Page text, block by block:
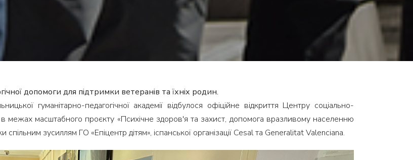
допомоги для підтримки ветеранів та їхніх родин.
гуманітарно-педагогічної академії відбулося офіційне відкриття Центру соціально-
в межах масштабного проєкту «Психічне здоров'я та захист, допомога вразливому населенню
зусиллям ГО «Епіцентр дітям», іспанської організації Cesal та Generalitat Valenciana.